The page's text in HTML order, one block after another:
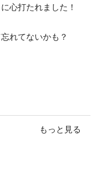
心打たれました！
れてないかも？
もっと見る